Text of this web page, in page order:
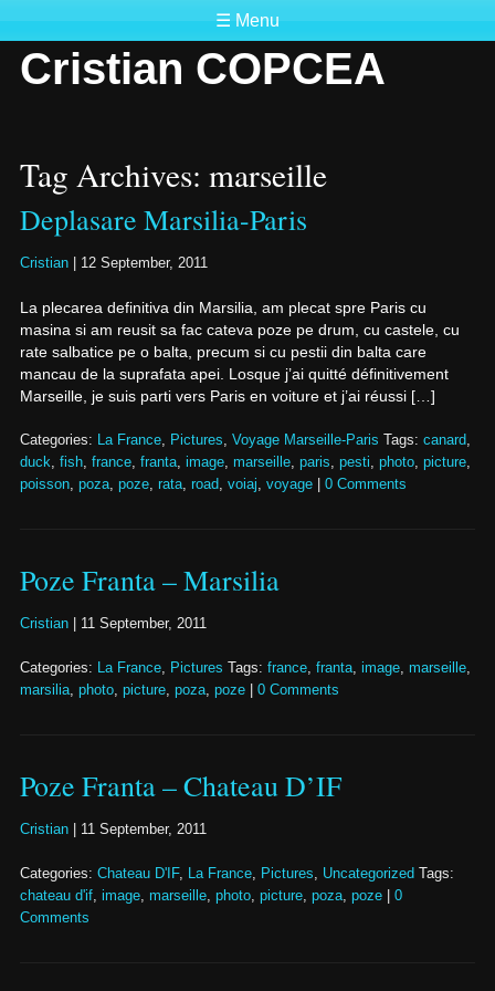
☰ Menu
Cristian COPCEA
Tag Archives: marseille
Deplasare Marsilia-Paris
Cristian 12 September, 2011
La plecarea definitiva din Marsilia, am plecat spre Paris cu
masina si am reusit sa fac cateva poze pe drum, cu castele, cu
rate salbatice pe o balta, precum si cu pestii din balta care
mancau de la suprafata apei. Losque j’ai quitté définitivement
Marseille, je suis parti vers Paris en voiture et j’ai réussi […]
Categories: La France, Pictures, Voyage Marseille-Paris Tags: canard,
duck, fish, france, franta, image, marseille, paris, pesti, photo, picture,
poisson, poza, poze, rata, road, voiaj, voyage 0 Comments
Poze Franta – Marsilia
Cristian 11 September, 2011
Categories: La France, Pictures Tags: france, franta, image, marseille,
marsilia, photo, picture, poza, poze 0 Comments
Poze Franta – Chateau D’IF
Cristian 11 September, 2011
Categories: Chateau D'IF, La France, Pictures, Uncategorized
Tags:
chateau d'if, image, marseille, photo, picture, poza, poze
0
Comments